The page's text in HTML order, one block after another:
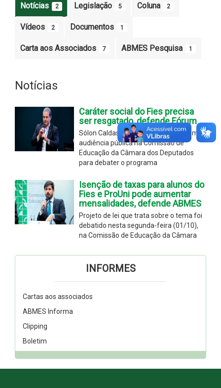
Notícias 2 Legislação 5 Coluna 2
Vídeos 2 Documentos 1
Carta aos Associados 7 ABMES Pesquisa 1
Notícias
Caráter social do Fies precisa
ser resgatado, defende Fórum
Sólon Caldas representou o Fórum em
audiência pública na Comissão de
Educação da Câmara dos Deputados
para debater o programa
Isenção de taxas para alunos do
Fies e ProUni pode aumentar
mensalidades, defende ABMES
Projeto de lei que trata sobre o tema foi
debatido nesta segunda-feira (01/10),
na Comissão de Educação da Câmara
INFORMES
Cartas aos associados
ABMES Informa
Clipping
Boletim